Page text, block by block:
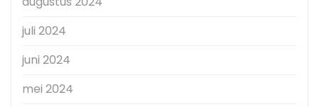
juli 2024
juni 2024
mei 2024